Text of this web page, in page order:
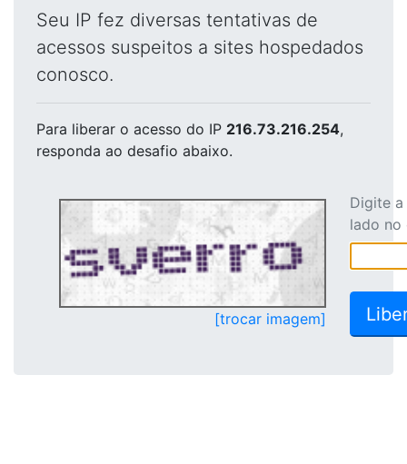
Seu IP fez diversas tentativas de
acessos suspeitos a sites hospedados
conosco.
Para liberar o acesso do IP 216.73.216.254,
responda ao desafio abaixo.
[trocar imagem]
Digite
lado no